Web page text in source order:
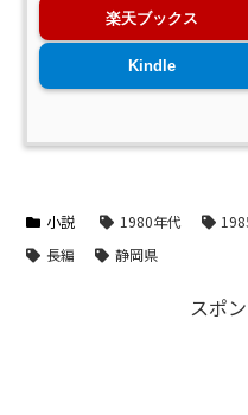
楽天ブックス
Kindle
小説 1980年代
長編
静岡県
スポ